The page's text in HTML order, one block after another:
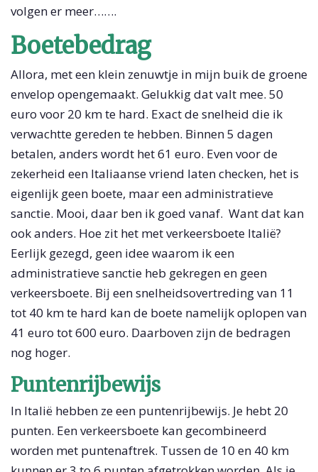
volgen er meer…….
Boetebedrag
Allora, met een klein zenuwtje in mijn buik de groene
envelop opengemaakt. Gelukkig dat valt mee. 50
euro voor 20 km te hard. Exact de snelheid die ik
verwachtte gereden te hebben. Binnen 5 dagen
betalen, anders wordt het 61 euro. Even voor de
zekerheid een Italiaanse vriend laten checken, het is
eigenlijk geen boete, maar een administratieve
sanctie. Mooi, daar ben ik goed vanaf. Want dat kan
ook anders. Hoe zit het met verkeersboete Italië?
Eerlijk gezegd, geen idee waarom ik een
administratieve sanctie heb gekregen en geen
verkeersboete. Bij een snelheidsovertreding van 11
tot 40 km te hard kan de boete namelijk oplopen van
41 euro tot 600 euro. Daarboven zijn de bedragen
nog hoger.
Puntenrijbewijs
In Italië hebben ze een puntenrijbewijs. Je hebt 20
punten. Een verkeersboete kan gecombineerd
worden met puntenaftrek. Tussen de 10 en 40 km